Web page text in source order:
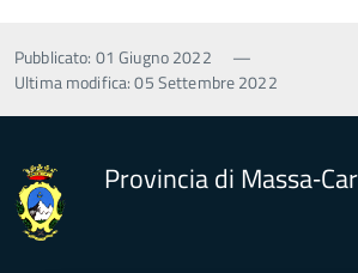
Pubblicato: 01 Giugno 2022
—
Ultima modifica: 05 Settembre 2022
Provincia di